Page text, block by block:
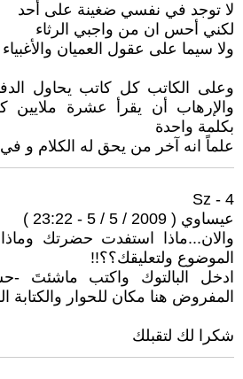
لا توجد في نفسي ضغينة على أحد
لكني أحس ان من واجبي الرثاء
ولا سيما على عقول العميان والأغبياء
وعلى الكاتب كل كاتب يحاول
والإرهاب أن يقرأ عشرة
بكلمة واحدة
علماً انه آخر من يحق له الكلام و
4 - Sz
عيساوي ( 2009 / 5 / 5 - 23:22 )
والان...ماذا استفدت حضرتك وماذا
الموضوع ولتعليقك؟؟!!
ادخل البالتوك واكتب ماشئتَ
المفروض هنا مكان للحوار والكتابة
شكرا لك لتقبلك